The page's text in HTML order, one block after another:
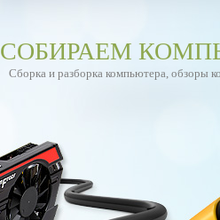
СОБИРАЕМ
Сборка и разборка компьютера, обзоры